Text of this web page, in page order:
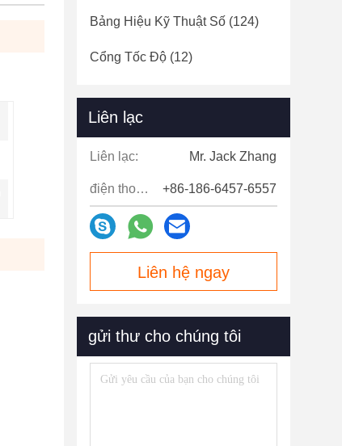
Bảng Hiệu Kỹ Thuật Số (124)
Cổng Tốc Độ (12)
Liên lạc
Liên lạc: Mr. Jack Zhang
điện thoại: +86-186-6457-6557
Liên hệ ngay
gửi thư cho chúng tôi